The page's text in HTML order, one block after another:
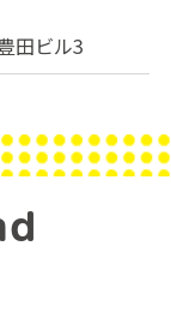
田ビル3